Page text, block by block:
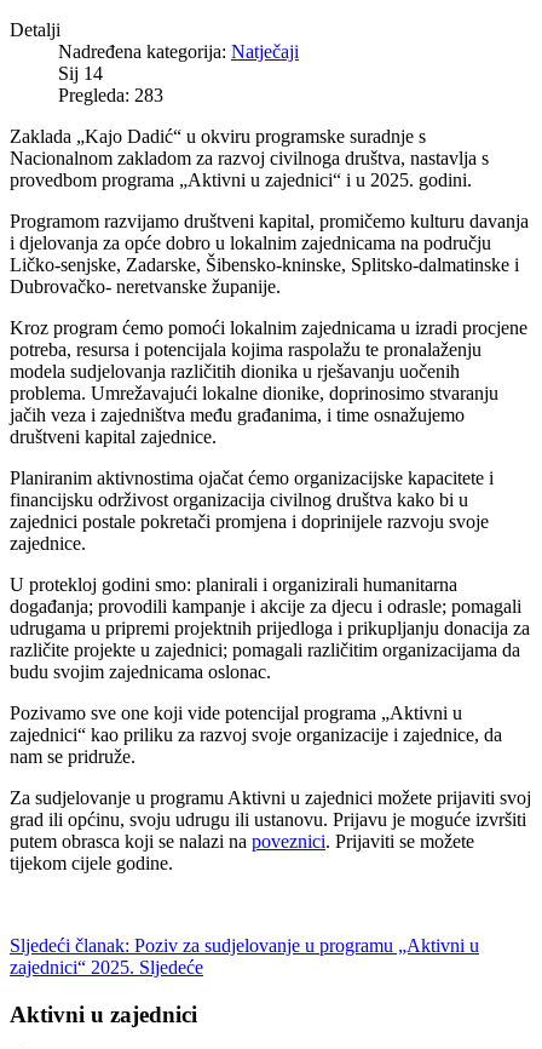
Detalji
Nadređena kategorija: Natječaji
Sij 14
Pregleda: 283
Zaklada „Kajo Dadić“ u okviru programske suradnje s
Nacionalnom zakladom za razvoj civilnoga društva, nastavlja s
provedbom programa „Aktivni u zajednici“ i u 2025. godini.
Programom razvijamo društveni kapital, promičemo kulturu davanja
i djelovanja za opće dobro u lokalnim zajednicama na području
Ličko-senjske, Zadarske, Šibensko-kninske, Splitsko-dalmatinske i
Dubrovačko- neretvanske županije.
Kroz program ćemo pomoći lokalnim zajednicama u izradi procjene
potreba, resursa i potencijala kojima raspolažu te pronalaženju
modela sudjelovanja različitih dionika u rješavanju uočenih
problema. Umrežavajući lokalne dionike, doprinosimo stvaranju
jačih veza i zajedništva među građanima, i time osnažujemo
društveni kapital zajednice.
Planiranim aktivnostima ojačat ćemo organizacijske kapacitete i
financijsku održivost organizacija civilnog društva kako bi u
zajednici postale pokretači promjena i doprinijele razvoju svoje
zajednice.
U protekloj godini smo: planirali i organizirali humanitarna
događanja; provodili kampanje i akcije za djecu i odrasle; pomagali
udrugama u pripremi projektnih prijedloga i prikupljanju donacija za
različite projekte u zajednici; pomagali različitim organizacijama da
budu svojim zajednicama oslonac.
Pozivamo sve one koji vide potencijal programa „Aktivni u
zajednici“ kao priliku za razvoj svoje organizacije i zajednice, da
nam se pridruže.
Za sudjelovanje u programu Aktivni u zajednici možete prijaviti svoj
grad ili općinu, svoju udrugu ili ustanovu. Prijavu je moguće izvršiti
putem obrasca koji se nalazi na poveznici. Prijaviti se možete
tijekom cijele godine.
Sljedeći članak: Poziv za sudjelovanje u programu „Aktivni u
zajednici“ 2025. Sljedeće
Aktivni u zajednici